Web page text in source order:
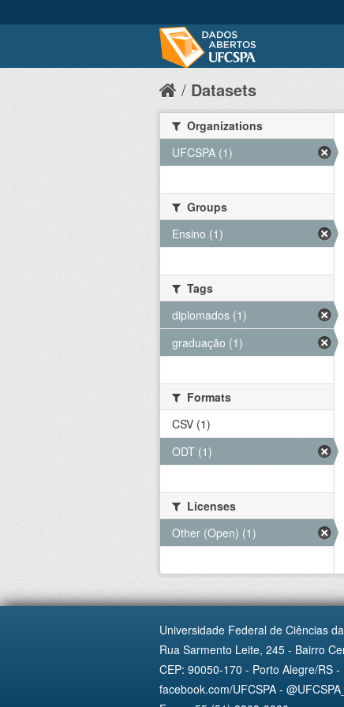
Datasets
Organizations
UFCSPA (1)
Groups
Ensino (1)
Tags
diplomados (1)
graduação (1)
Formats
CSV (1)
ODT (1)
Licenses
Other (Open) (1)
Universidade Federal de Ciências
Rua Sarmento Leite, 245 - Bairro
CEP: 90050-170 - Porto Alegre/RS -
facebook.com/UFCSPA -